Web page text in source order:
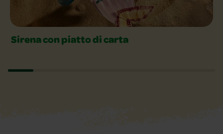
Sirena con piatto di carta